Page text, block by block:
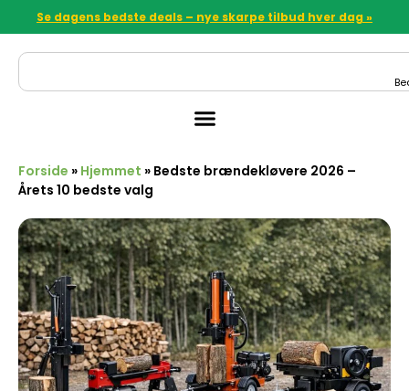
Se dagens bedste deals – nye skarpe tilbud hver dag »
Forside » Hjemmet » Bedste brændekløvere 2026 –
Årets 10 bedste valg